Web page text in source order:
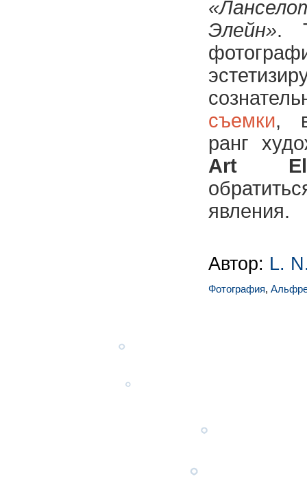
Элейн».
съемки,
ранг
Art
явления.
Автор: L.
Фотография,